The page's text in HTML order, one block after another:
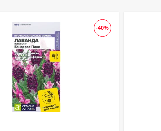
-40%